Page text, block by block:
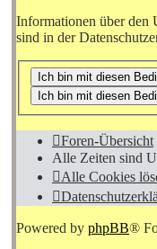
Informationen über den
sind in der
Foren-Übersicht
Alle Zeiten sind
Alle Cookies
Powered by phpBB®